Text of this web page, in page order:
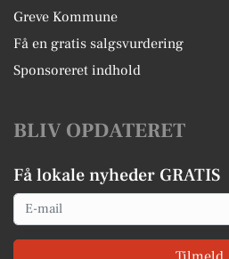
Greve Kommune
Få en gratis salgsvurdering
Sponsoreret indhold
BLIV OPDATERET
Få lokale nyheder GRATIS
Email